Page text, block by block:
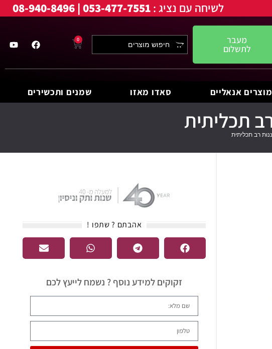
לשיחה עם נציג : 053-477-7551 | 08-940-8496
מעבר
לתשלום
0
מוצרים אנאליים סאדו מאזו שמנים ותכשירים
אהבתם ? שתפו !​
זקוקים למידע נוסף ? נשמח לייעץ לכם